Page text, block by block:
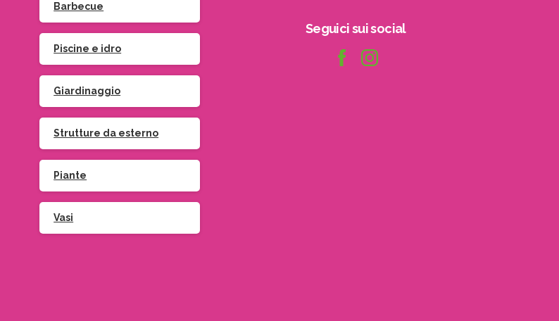
Barbecue
Piscine e idro
Giardinaggio
Strutture da esterno
Piante
Vasi
Seguicisuisocial